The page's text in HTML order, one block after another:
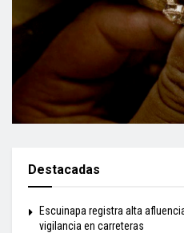
Destacadas
Escuinapa registra alta
vigilancia en carreteras